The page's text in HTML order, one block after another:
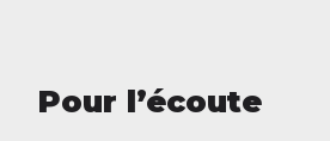
Pour l’écoute